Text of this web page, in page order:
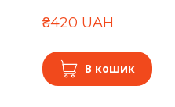
₴420 UAH
В кошик